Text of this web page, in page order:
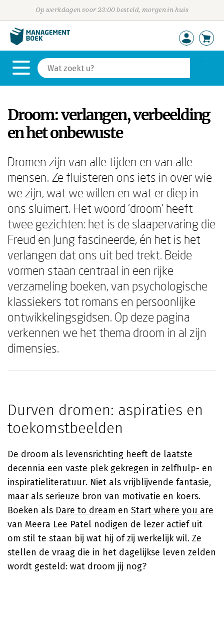
Op werkdagen voor 23:00 besteld, morgen in huis
Droom: verlangen, verbeelding
en het onbewuste
Dromen zijn van alle tijden en van alle
mensen. Ze fluisteren ons iets in over wie
we zijn, wat we willen en wat er diep in
ons sluimert. Het woord 'droom' heeft
twee gezichten: het is de slaapervaring die
Freud en Jung fascineerde, én het is het
verlangen dat ons uit bed trekt. Beide
vormen staan centraal in een rijke
verzameling boeken, van psychologische
klassiekers tot romans en persoonlijke
ontwikkelingsgidsen. Op deze pagina
verkennen we het thema droom in al zijn
dimensies.
Durven dromen: aspiraties en
toekomstbeelden
De droom als levensrichting heeft de laatste
decennia een vaste plek gekregen in zelfhulp- en
inspiratieliteratuur. Niet als vrijblijvende fantasie,
maar als serieuze bron van motivatie en koers.
Boeken als Dare to dream en Start where you are
van Meera Lee Patel nodigen de lezer actief uit
om stil te staan bij wat hij of zij werkelijk wil. Ze
stellen de vraag die in het dagelijkse leven zelden
wordt gesteld: wat droom jij nog?